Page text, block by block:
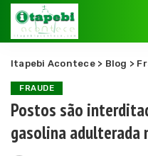
Itapebi Acontece> Blog >
FRAUDE
Postos são
gasolina adulterada